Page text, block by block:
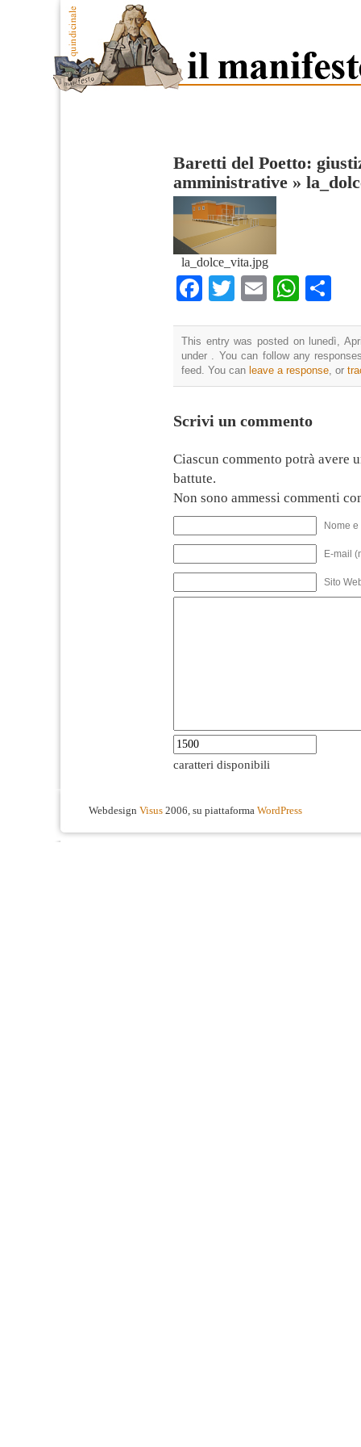
Baretti del Poetto:
amministrative »
la_dolce_vita.jpg
Facebook
TwitterEmail
This entry was posted on lunedì,
under . You can follow any
feed. You can leave a response, or
Scrivi un commento
Ciascun commento potrà avere
battute.
Non sono ammessi commenti
Nome
E-mail
Sito
caratteri disponibili
Webdesign Visus 2006, su piattaforma WordPress